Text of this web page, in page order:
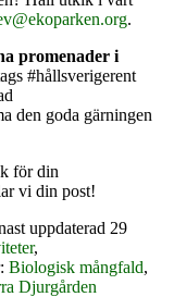
.
promenader i
#hållsverigerent
den goda gärningen
för din
vi din post!
uppdaterad 29
,
Biologisk mångfald,
Djurgården